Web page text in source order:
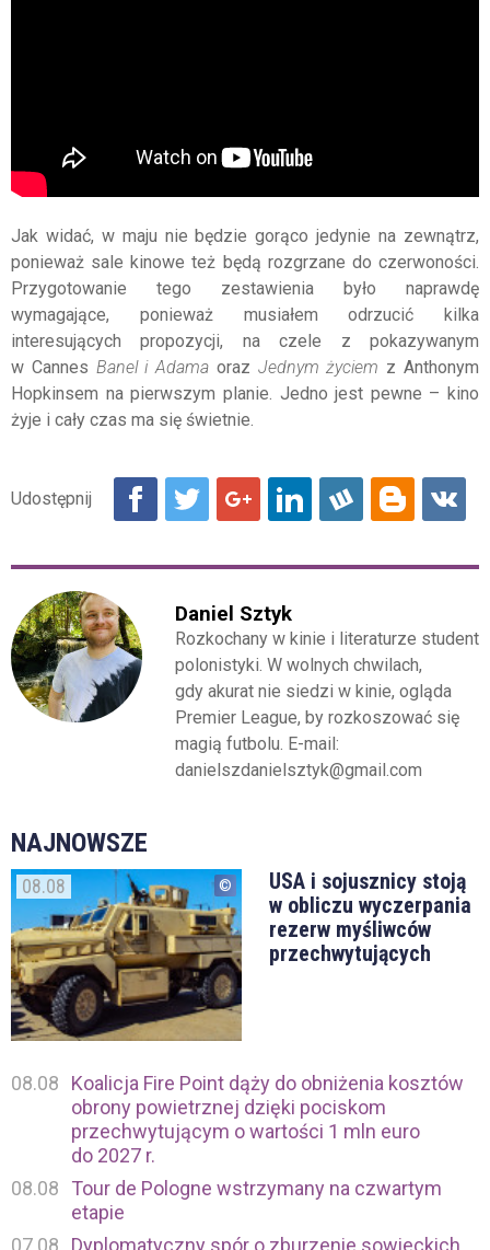
Jak widać, w maju nie będzie gorąco jedynie na zewnątrz,
ponieważ sale kinowe też będą rozgrzane do czerwoności.
Przygotowanie tego zestawienia było naprawdę
wymagające, ponieważ musiałem odrzucić kilka
interesujących propozycji, na czele z pokazywanym
w Cannes Banel i Adama oraz Jednym życiem z Anthonym
Hopkinsem na pierwszym planie. Jedno jest pewne – kino
żyje i cały czas ma się świetnie.
Daniel Sztyk
Rozkochany w kinie i literaturze student
polonistyki. W wolnych chwilach,
gdy akurat nie siedzi w kinie, ogląda
Premier League, by rozkoszować się
magią futbolu. E-mail:
danielszdanielsztyk@gmail.com
NAJNOWSZE
08.08
USA i sojusznicy stoją
w obliczu wyczerpania
rezerw myśliwców
przechwytujących
08.08
Koalicja Fire Point dąży do obniżenia kosztów
obrony powietrznej dzięki pociskom
przechwytującym o wartości 1 mln euro
do 2027 r.
08.08
Tour de Pologne wstrzymany na czwartym
etapie
07.08
Dyplomatyczny spór o zburzenie sowieckich